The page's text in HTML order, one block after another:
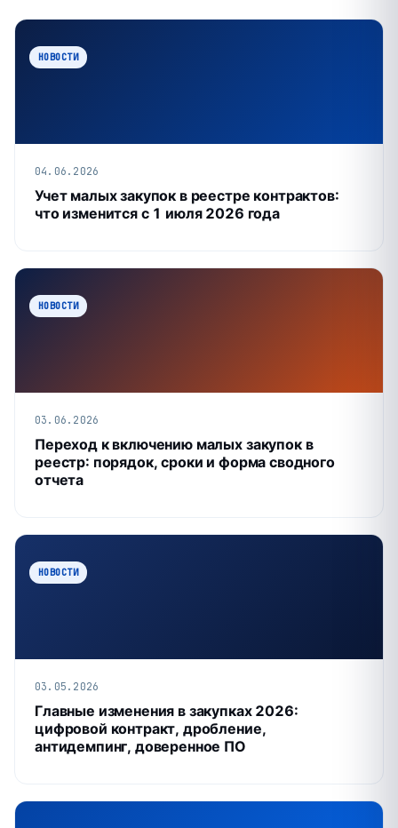
НОВОСТИ
04.06.2026
Учет малых закупок в реестре контрактов:
что изменится с 1 июля 2026 года
НОВОСТИ
03.06.2026
Переход к включению малых закупок в
реестр: порядок, сроки и форма сводного
отчета
НОВОСТИ
03.05.2026
Главные изменения в закупках 2026:
цифровой контракт, дробление,
антидемпинг, доверенное ПО